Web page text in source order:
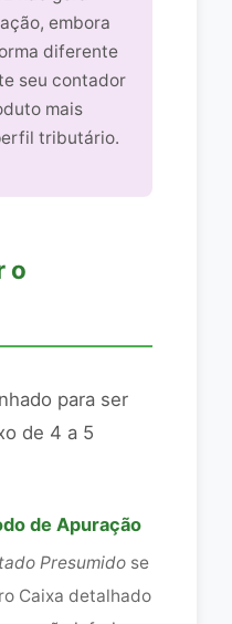
embora
diferente
seu contador
mais
tributário.
o
para ser
de 4 a 5
de Apuração
Presumido se
Caixa detalhado